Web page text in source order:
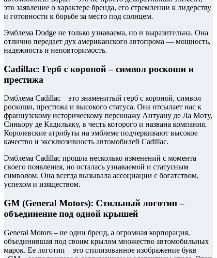
это заявление о характере бренда, его стремлении к лидерству
и готовности к борьбе за место под солнцем.
Эмблема Dodge не только узнаваема, но и выразительна. Она
отлично передает дух американского автопрома — мощность,
надежность и неповторимость.
Cadillac: Герб с короной – символ роскоши и
престижа
Эмблема Cadillac – это знаменитый герб с короной, символ
роскоши, престижа и высокого статуса. Она отсылает нас к
французскому историческому персонажу Антуану де Ла Моту,
Синьору де Кадильяку, в честь которого и названа компания.
Королевские атрибуты на эмблеме подчеркивают высокое
качество и эксклюзивность автомобилей Cadillac.
Эмблема Cadillac прошла несколько изменений с момента
своего появления, но осталась узнаваемой и статусным
символом. Она всегда вызывала ассоциации с богатством,
успехом и изяществом.
GM (General Motors): Стильный логотип –
объединение под одной крышей
General Motors – не один бренд, а огромная корпорация,
объединившая под своим крылом множество автомобильных
марок. Ее логотип – это стилизованное изображение букв